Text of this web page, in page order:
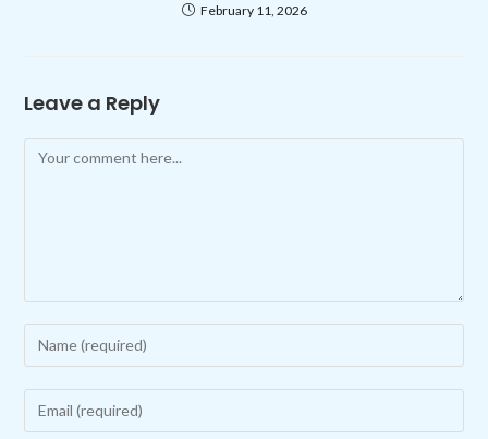
February 11, 2026
Leave a Reply
Comment
Enter
your
name
Enter
your